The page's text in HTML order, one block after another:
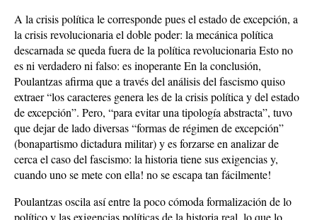
A la crisis política le corresponde pues el estado de excepción, a
la crisis revolucionaria el doble poder: la mecánica política
descarnada se queda fuera de la política revolucionaria Esto no
es ni verdadero ni falso: es inoperante En la conclusión,
Poulantzas afirma que a través del análisis del fascismo quiso
extraer “los caracteres genera les de la crisis política y del estado
de excepción”. Pero, “para evitar una tipología abstracta”, tuvo
que dejar de lado diversas “formas de régimen de excepción”
(bonapartismo dictadura militar) y es forzarse en analizar de
cerca el caso del fascismo: la historia tiene sus exigencias y,
cuando uno se mete con ella! no se escapa tan fácilmente!
Poulantzas oscila así entre la poco cómoda formalización de lo
político y las exigencias políticas de la historia real, lo que lo